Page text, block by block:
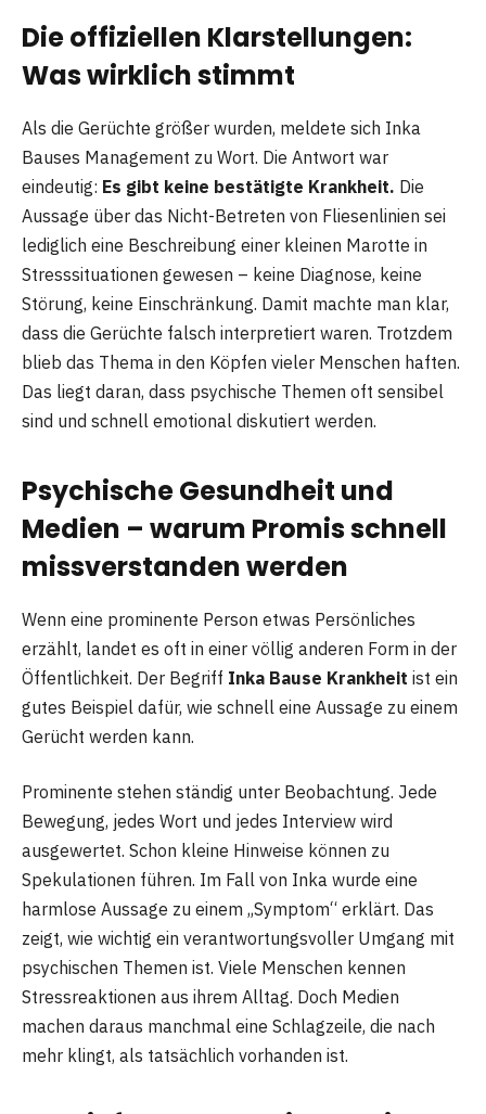
Die offiziellen Klarstellungen:
Was wirklich stimmt
Als die Gerüchte größer wurden, meldete sich Inka
Bauses Management zu Wort. Die Antwort war
eindeutig: Es gibt keine bestätigte Krankheit. Die
Aussage über das Nicht-Betreten von Fliesenlinien sei
lediglich eine Beschreibung einer kleinen Marotte in
Stresssituationen gewesen – keine Diagnose, keine
Störung, keine Einschränkung. Damit machte man klar,
dass die Gerüchte falsch interpretiert waren. Trotzdem
blieb das Thema in den Köpfen vieler Menschen haften.
Das liegt daran, dass psychische Themen oft sensibel
sind und schnell emotional diskutiert werden.
Psychische Gesundheit und
Medien – warum Promis schnell
missverstanden werden
Wenn eine prominente Person etwas Persönliches
erzählt, landet es oft in einer völlig anderen Form in der
Öffentlichkeit. Der Begriff Inka Bause Krankheit ist ein
gutes Beispiel dafür, wie schnell eine Aussage zu einem
Gerücht werden kann.
Prominente stehen ständig unter Beobachtung. Jede
Bewegung, jedes Wort und jedes Interview wird
ausgewertet. Schon kleine Hinweise können zu
Spekulationen führen. Im Fall von Inka wurde eine
harmlose Aussage zu einem „Symptom“ erklärt. Das
zeigt, wie wichtig ein verantwortungsvoller Umgang mit
psychischen Themen ist. Viele Menschen kennen
Stressreaktionen aus ihrem Alltag. Doch Medien
machen daraus manchmal eine Schlagzeile, die nach
mehr klingt, als tatsächlich vorhanden ist.